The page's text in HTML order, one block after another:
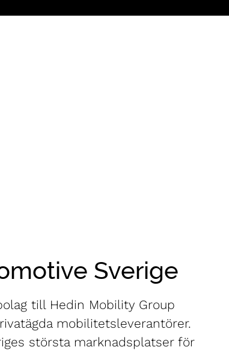
Sverige
till Hedin Mobility Group
mobilitetsleverantörer.
största marknadsplatser för